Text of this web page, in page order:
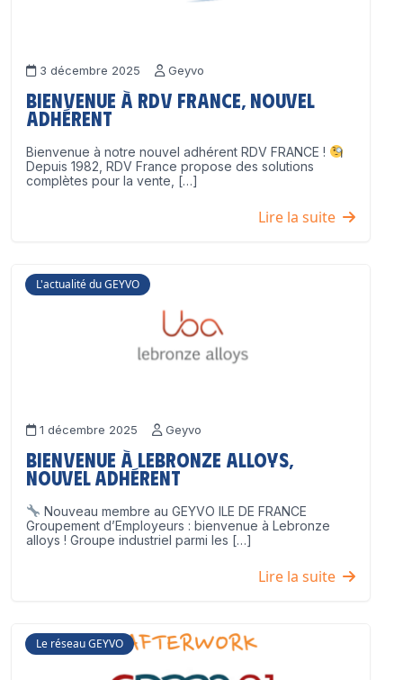
3 décembre 2025 Geyvo
Bienvenue à RDV France, nouvel
adhérent
Bienvenue à notre nouvel adhérent RDV FRANCE !
Depuis 1982, RDV France propose des solutions
complètes pour la vente, […]
Lire la suite
L'actualité du GEYVO
1 décembre 2025 Geyvo
Bienvenue à Lebronze Alloys,
nouvel adhérent
Nouveau membre au GEYVO ILE DE FRANCE
Groupement d’Employeurs : bienvenue à Lebronze
alloys ! Groupe industriel parmi les […]
Lire la suite
Le réseau GEYVO